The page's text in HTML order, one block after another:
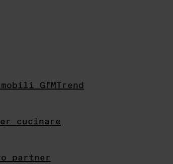
GfMTrend
cucinare
partner